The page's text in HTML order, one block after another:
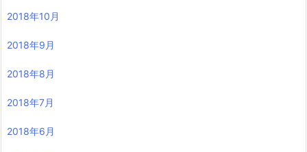
2018年10月
2018年9月
2018年8月
2018年7月
2018年6月